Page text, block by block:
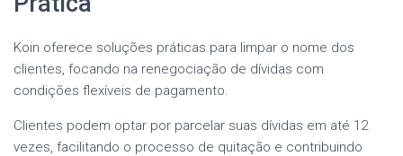
Koin oferece soluções práticas para limpar o nome dos
clientes, focando na renegociação de dívidas com
condições flexíveis de pagamento.
Clientes podem optar por parcelar suas dívidas em até 12
vezes, facilitando o processo de quitação e contribuindo